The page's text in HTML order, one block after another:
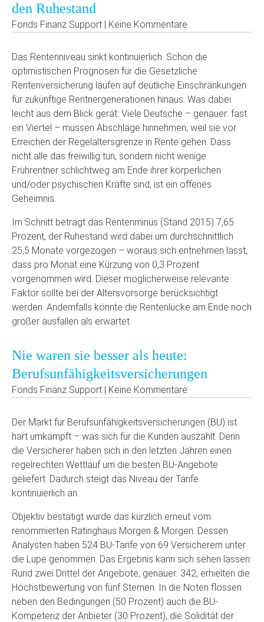
den Ruhestand
Fonds Finanz Support | Keine Kommentare
Das Rentenniveau sinkt kontinuierlich. Schon die
optimistischen Prognosen für die Gesetzliche
Rentenversicherung laufen auf deutliche Einschränkungen
für zukünftige Rentnergenerationen hinaus. Was dabei
leicht aus dem Blick gerät: Viele Deutsche – genauer: fast
ein Viertel – müssen Abschläge hinnehmen, weil sie vor
Erreichen der Regelaltersgrenze in Rente gehen. Dass
nicht alle das freiwillig tun, sondern nicht wenige
Frührentner schlichtweg am Ende ihrer körperlichen
und/oder psychischen Kräfte sind, ist ein offenes
Geheimnis.
Im Schnitt beträgt das Rentenminus (Stand 2015) 7,65
Prozent, der Ruhestand wird dabei um durchschnittlich
25,5 Monate vorgezogen – woraus sich entnehmen lässt,
dass pro Monat eine Kürzung von 0,3 Prozent
vorgenommen wird. Dieser möglicherweise relevante
Faktor sollte bei der Altersvorsorge berücksichtigt
werden. Andernfalls könnte die Rentenlücke am Ende noch
größer ausfallen als erwartet.
Nie waren sie besser als heute:
Berufsunfähigkeitsversicherungen
Fonds Finanz Support | Keine Kommentare
Der Markt für Berufsunfähigkeitsversicherungen (BU) ist
hart umkämpft – was sich für die Kunden auszahlt. Denn
die Versicherer haben sich in den letzten Jahren einen
regelrechten Wettlauf um die besten BU-Angebote
geliefert. Dadurch steigt das Niveau der Tarife
kontinuierlich an.
Objektiv bestätigt wurde das kürzlich erneut vom
renommierten Ratinghaus Morgen & Morgen. Dessen
Analysten haben 524 BU-Tarife von 69 Versicherern unter
die Lupe genommen. Das Ergebnis kann sich sehen lassen:
Rund zwei Drittel der Angebote, genauer: 342, erhielten die
Höchstbewertung von fünf Sternen. In die Noten flossen
neben den Bedingungen (50 Prozent) auch die BU-
Kompetenz der Anbieter (30 Prozent), die Solidität der